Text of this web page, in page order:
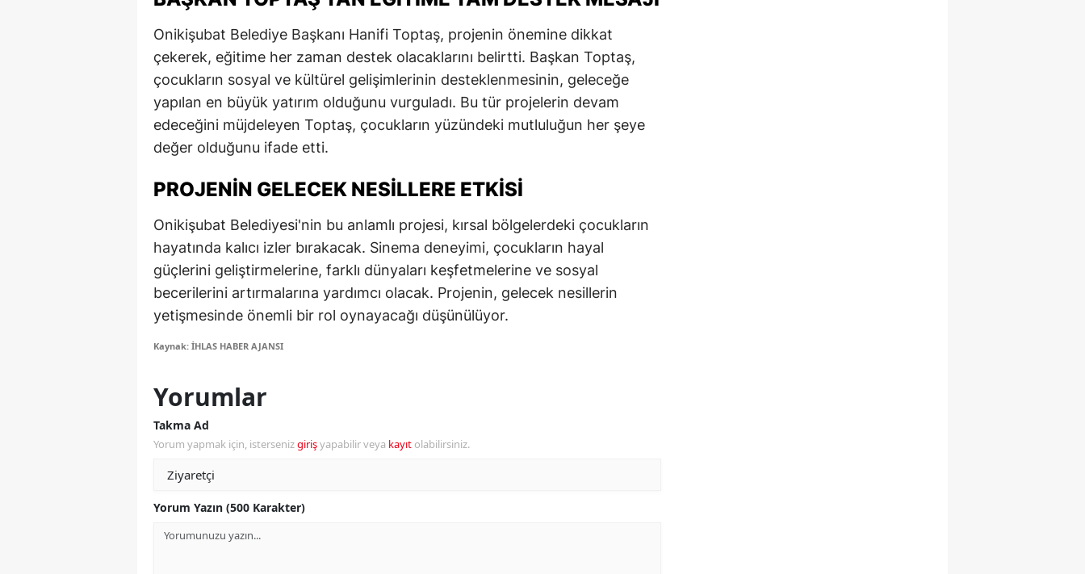
Kahramanmaraş
Mardin
Muğla
Nevşehir
Ordu
Rize
Sakarya
Sivas
Onikişubat Belediye Başkanı Hanifi Toptaş, projenin önemine dikkat
çekerek, eğitime her zaman destek olacaklarını belirtti. Başkan Toptaş,
çocukların sosyal ve kültürel gelişimlerinin desteklenmesinin, geleceğe
yapılan en büyük yatırım olduğunu vurguladı. Bu tür projelerin devam
edeceğini müjdeleyen Toptaş, çocukların yüzündeki mutluluğun her şeye
değer olduğunu ifade etti.
PROJENIN GELECEK NESILLERE ETKISI
Onikişubat Belediyesi'nin bu anlamlı projesi, kırsal bölgelerdeki çocukların
hayatında kalıcı izler bırakacak. Sinema deneyimi, çocukların hayal
güçlerini geliştirmelerine, farklı dünyaları keşfetmelerine ve sosyal
becerilerini artırmalarına yardımcı olacak. Projenin, gelecek nesillerin
yetişmesinde önemli bir rol oynayacağı düşünülüyor.
Kaynak: İHLAS HABER AJANSI
Yorumlar
Takma Ad
Yorum yapmak için, istersenizgirişyapabilir veya kayıt olabilirsiniz.
Yorum Yazın (500 Karakter)